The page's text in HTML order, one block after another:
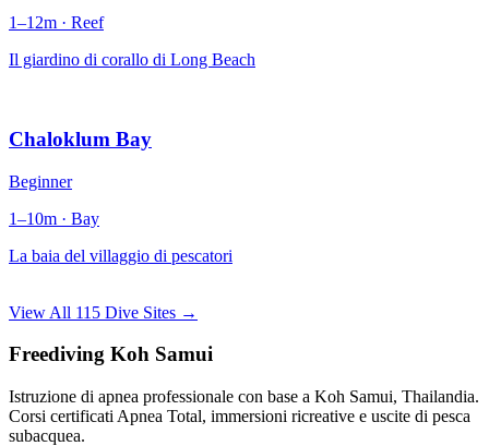
1–12m · Reef
Il giardino di corallo di Long Beach
Chaloklum Bay
Beginner
1–10m · Bay
La baia del villaggio di pescatori
View All 115 Dive Sites →
Freediving Koh Samui
Istruzione di apnea professionale con base a Koh Samui, Thailandia.
Corsi certificati Apnea Total, immersioni ricreative e uscite di pesca
subacquea.